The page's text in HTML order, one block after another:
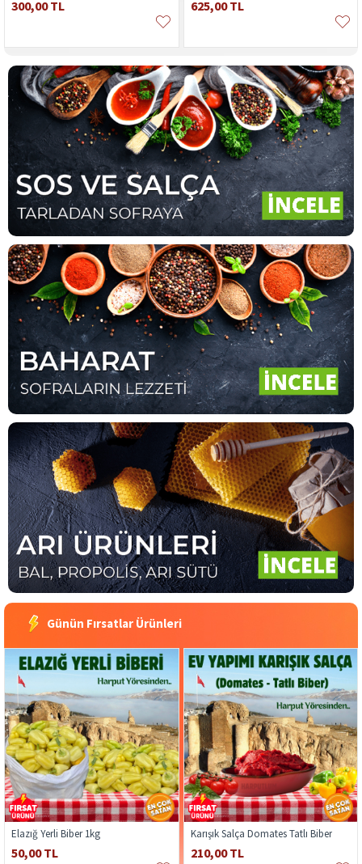
300,00 TL 625,00 TL
Günün Fırsatlar Ürünleri
Elazığ Yerli Biber 1kg
50,00 TL
Karışık Salça Domates Tatlı Biber
210,00 TL